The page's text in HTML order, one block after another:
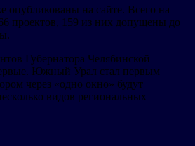
опубликованы на сайте. Всего на
проектов, 159 из них допущены до
Губернатора Челябинской
Южный Урал стал первым
через «одно окно» будут
видов региональных